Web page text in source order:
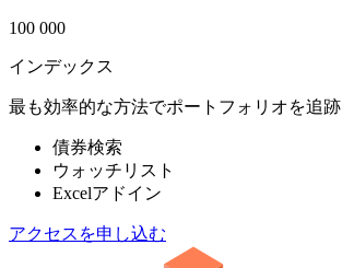
100 000
インデックス
最も効率的な方法でポートフォリオを追跡
債券検索
ウォッチリスト
Excelアドイン
アクセスを申し込む